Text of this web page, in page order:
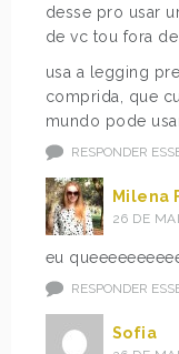
desse pro usar
de vc tou fora
usa a legging
comprida, que
mundo pode
RESPONDER
Milena
26 DE
eu
RESPONDER
Sofia